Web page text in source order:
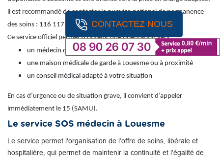
CONTACTEZ NOUS
il est recommandé de contacter le numéro national de permanence
des soins : 116 117 (appel gratuit).
Ce service officiel permet d’obtenir une orientation vers :
un médecin de garde
une maison médicale de garde à Louesme ou à proximité
un conseil médical adapté à votre situation
En cas d’urgence ou de situation grave, il convient d’appeler
immédiatement le 15 (SAMU).
Le service SOS médecin à Louesme
Le service permet l'organisation de l’offre de soins, libérale et
hospitalière, qui permet de maintenir la continuité et l’égalité de